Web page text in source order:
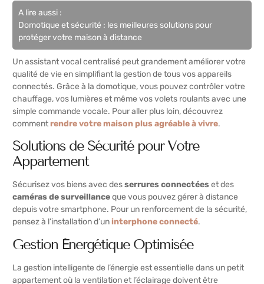
A lire aussi :
Domotique et sécurité : les meilleures solutions pour
protéger votre maison à distance
Un assistant vocal centralisé peut grandement améliorer votre
qualité de vie en simplifiant la gestion de tous vos appareils
connectés. Grâce à la domotique, vous pouvez contrôler votre
chauffage, vos lumières et même vos volets roulants avec une
simple commande vocale. Pour aller plus loin, découvrez
commentrendre votre maison plus agréable à vivre.
Solutions de Sécurité pour Votre
Appartement
Sécurisez vos biens avec desserrures connectéeset des
caméras de surveillanceque vous pouvez gérer à distance
depuis votre smartphone. Pour un renforcement de la sécurité,
pensez à l’installation d’uninterphone connecté.
Gestion Énergétique Optimisée
La gestion intelligente de l’énergie est essentielle dans un petit
appartement où la ventilation et l’éclairage doivent être